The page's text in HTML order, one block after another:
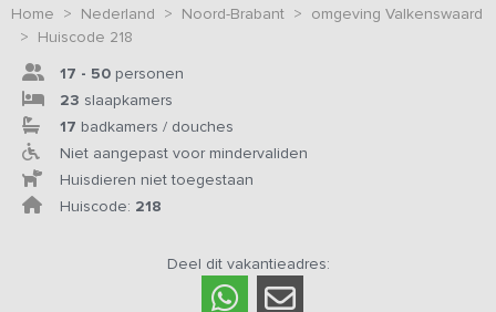
Home > Nederland > Noord-Brabant > omgeving Valkenswaard
> Huiscode 218
17 - 50 personen
23 slaapkamers
17 badkamers / douches
Niet aangepast voor mindervaliden
Huisdieren niet toegestaan
Huiscode: 218
Deel dit vakantieadres: